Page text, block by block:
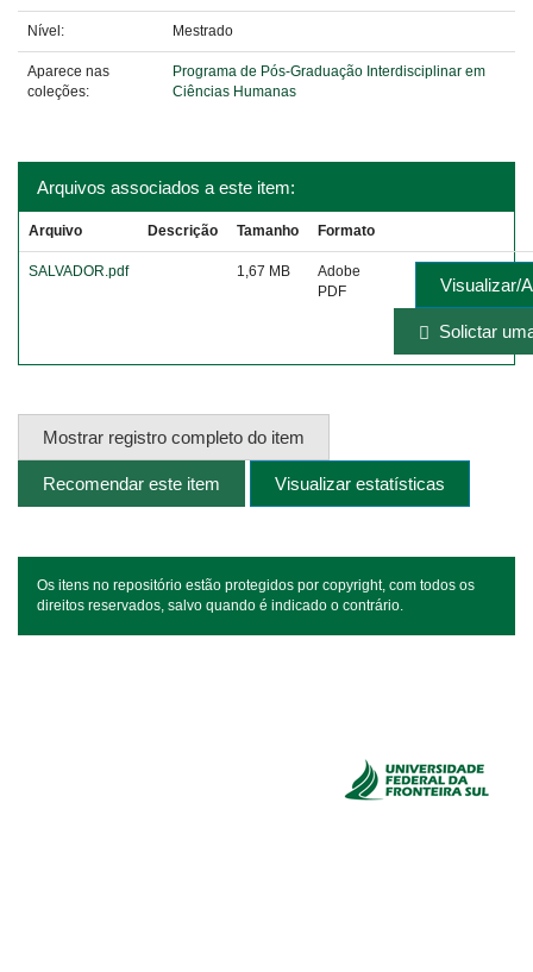
Nível: Mestrado
Aparece nas
coleções:
Programa de Pós-Graduação Interdisciplinar em
Ciências Humanas
Arquivos associados a este item:
Arquivo Descrição Tamanho Formato
SALVADOR.pdf 1,67 MB
Adobe
PDF
Visualizar/
Solictar
Mostrar registro completo do item
Recomendar este item Visualizar estatísticas
Os itens no repositório estão protegidos por copyright, com todos os
direitos reservados, salvo quando é indicado o contrário.